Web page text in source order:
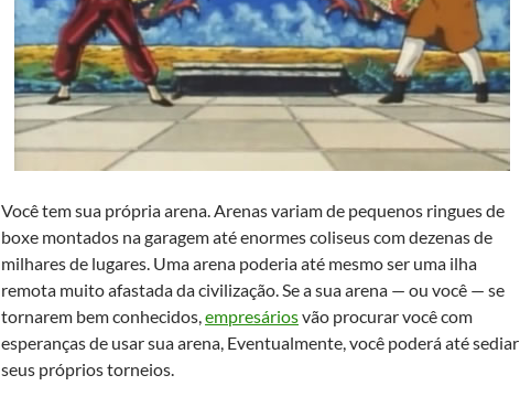
Você tem sua própria arena. Arenas variam de pequenos ringues de
boxe montados na garagem até enormes coliseus com dezenas de
milhares de lugares. Uma arena poderia até mesmo ser uma ilha
remota muito afastada da civilização. Se a sua arena — ou você — se
tornarem bem conhecidos,empresáriosvão procurar você com
esperanças de usar sua arena, Eventualmente, você poderá até sediar
seus próprios torneios.